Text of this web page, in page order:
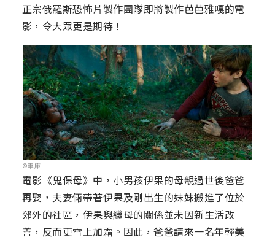
正宗俄羅斯恐怖片製作團隊即將製作芭芭雅嘎的電
影，令大眾更是期待！
©車庫
電影《鬼保母》中，小男孩伊果的母親過世後爸爸
再娶，夫妻倆帶著伊果及剛出生的妹妹搬進了位於
郊外的社區，伊果與繼母的關係並未因新生活改
善，反而更雪上加霜。因此，爸爸請來一名年輕美